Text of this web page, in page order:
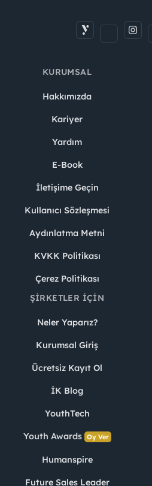
KURUMSAL
Hakkımızda
Kariyer
Yardım
E-Book
İletişime Geçin
Kullanıcı Sözleşmesi
Aydınlatma Metni
KVKK Politikası
Çerez Politikası
ŞIRKETLER İÇIN
Neler Yaparız?
Kurumsal Giriş
Ücretsiz Kayıt Ol
İK Blog
YouthTech
Youth Awards Oy Ver
Humanspire
Future Sales Leader